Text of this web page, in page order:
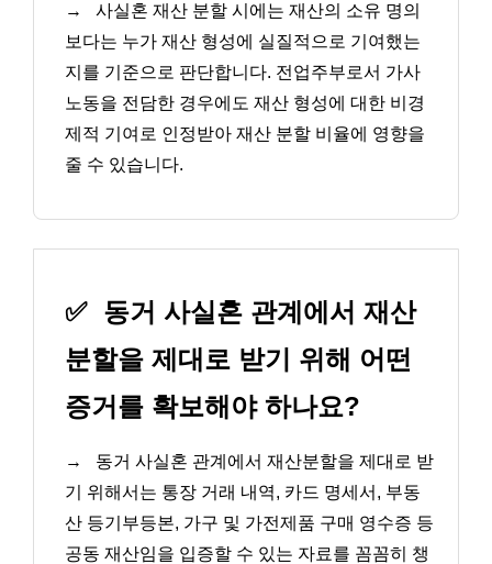
→
사실혼 재산 분할 시에는 재산의 소유 명의
보다는 누가 재산 형성에 실질적으로 기여했는
지를 기준으로 판단합니다. 전업주부로서 가사
노동을 전담한 경우에도 재산 형성에 대한 비경
제적 기여로 인정받아 재산 분할 비율에 영향을
줄 수 있습니다.
✅ 동거 사실혼 관계에서 재산
분할을 제대로 받기 위해 어떤
증거를 확보해야 하나요?
→
동거 사실혼 관계에서 재산분할을 제대로 받
기 위해서는 통장 거래 내역, 카드 명세서, 부동
산 등기부등본, 가구 및 가전제품 구매 영수증 등
공동 재산임을 입증할 수 있는 자료를 꼼꼼히 챙